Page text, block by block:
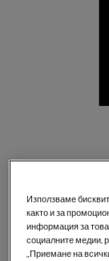
NBR6P531SB
Фурна
Използваме
както и за
информация за
социалните медии,
„Приемане на